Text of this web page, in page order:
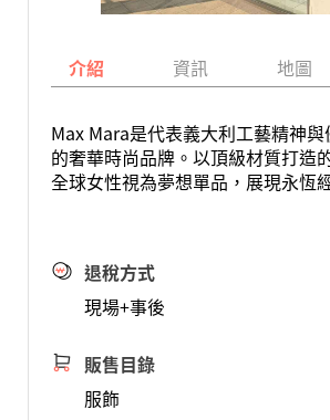
介紹 資訊 地圖
Max Mara是代表義大利工藝精神
的奢華時尚品牌。以頂級材質打造
全球女性視為夢想單品，展現永恆
退稅方式
現場+事後
販售目錄
服飾